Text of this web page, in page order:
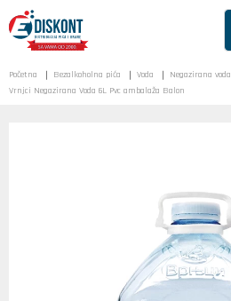
Početna Bezalkoholna pića Voda
Negazirana voda
Vrnjci Negazirana Voda 6L Pvc ambalaža Balon